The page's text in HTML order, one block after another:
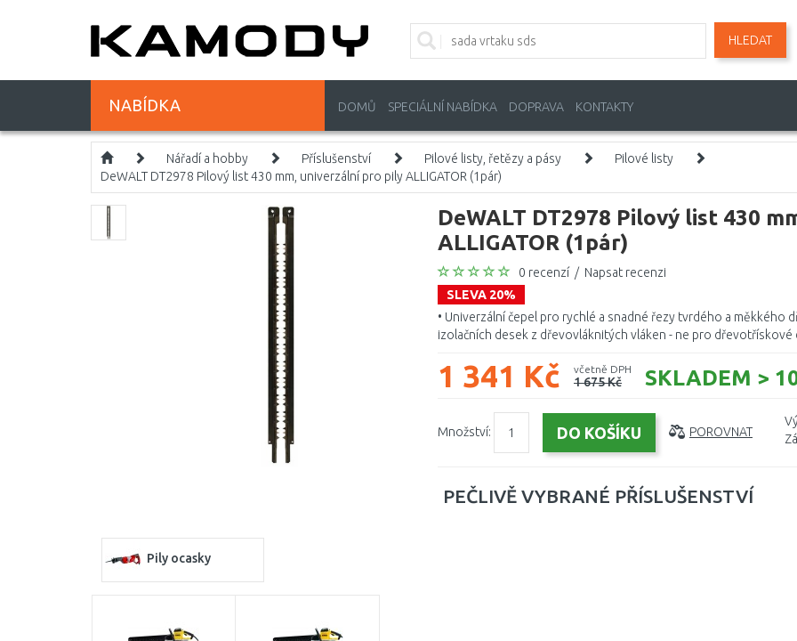
HLEDAT
NABÍDKA DOMŮ SPECIÁLNÍ NABÍDKA DOPRAVA KONTAKTY
Nářadí a hobby Příslušenství Pilové listy, řetězy a pásy
Pilové listy
DeWALT DT2978 Pilový list 430 mm, univerzální pro pily ALLIGATOR (1pár)
DeWALT DT2978 Pilový list 430
ALLIGATOR (1pár)
0 recenzí / Napsat recenzi
SLEVA 20%
• Univerzální čepel pro rychlé a snadné řezy tvrdého a měkkého
izolačních desek z dřevovláknitých vláken - ne pro dřevotřískové
1 341 Kč včetně DPH
1 675 Kč SKLADEM >
Množství: POROVNAT
PEČLIVĚ VYBRANÉ PŘÍSLUŠENSTVÍ
Pily ocasky